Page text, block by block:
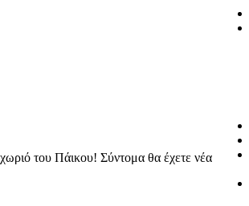
του Πάικου! Σύντομα θα έχετε νέα